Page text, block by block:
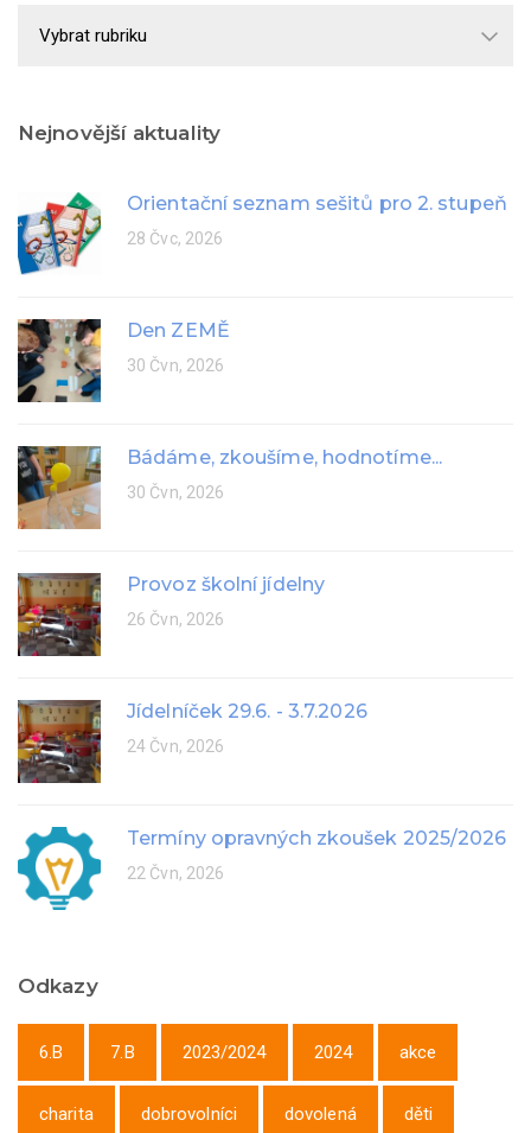
rok
Nejnovější aktuality
Orientační seznam sešitů pro 2. stupeň
28 Čvc, 2026
Den ZEMĚ
30 Čvn, 2026
Bádáme, zkoušíme, hodnotíme...
30 Čvn, 2026
Provoz školní jídelny
26 Čvn, 2026
Jídelníček 29.6. - 3.7.2026
24 Čvn, 2026
Termíny opravných zkoušek 2025/2026
22 Čvn, 2026
Odkazy
6.B 7.B 2023/2024 2024 akce
charita dobrovolníci dovolená děti